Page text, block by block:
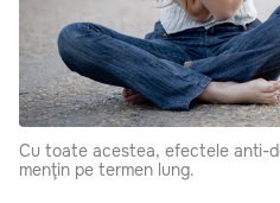
Cu toate acestea, efectele anti-
menţin pe termen lung.